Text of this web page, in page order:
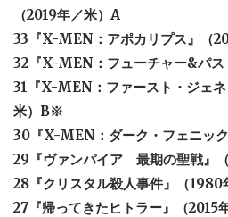
（2019年／米）A
33『X-MEN：アポカリプス』（
32『X-MEN：フューチャー&パ
31『X-MEN：ファースト・ジェ
米）B※
30『X-MEN：ダーク・フェニッ
29『ヴァンパイア 最期の聖戦』
28『クリスタル殺人事件』（1980
27『帰ってきたヒトラー』（2015